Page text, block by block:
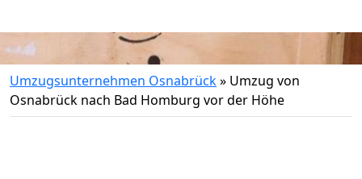
Umzugsunternehmen Osnabrück» Umzug von
Osnabrück nach Bad Homburg vor der Höhe